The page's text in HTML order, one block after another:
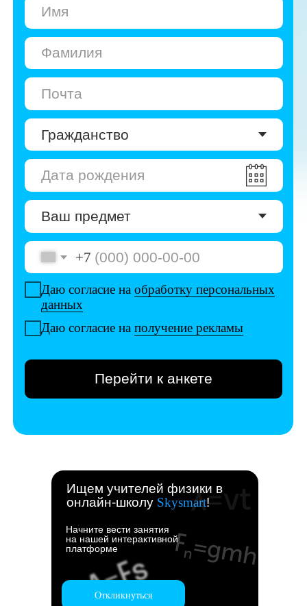
Даю согласие наобработку персональных
Даю согласие наполучение рекламы
Перейти к анкете
Ищем учителей физики в
онлайн-школу Skysmart!
Начните вести занятия
на нашей интерактивной
платформе
Откликнуться